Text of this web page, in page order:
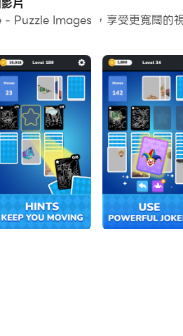
非常容易。
享受PC端的大螢幕和高畫質畫
puzzles and images.
just play cards - you rebuild
full image come to life.
of image cards.
片
Puzzle Images ，享受更寬闊的